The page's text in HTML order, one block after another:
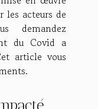
les acteurs de
demandez
du Covid a
article vous